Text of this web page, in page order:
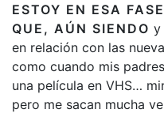
ESTOY EN ESA
QUE, AÚN SIENDO y
en relación con las
como cuando mis
una película en VHS…
pero me sacan mucha